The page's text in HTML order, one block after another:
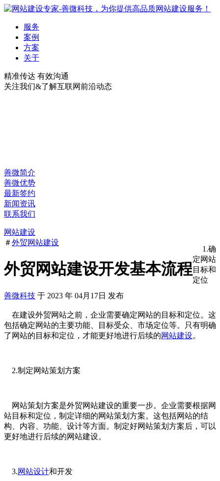
服务
案例
方案
关于
精准传达 有效沟通
关注我们&了解互联网前沿动态
善微简介
善微优势
最新签约
新闻资讯
联系我们
网站建设
＃外贸网站建设
外贸网站建设开发基本流程
善微科技 于 2023 年 04月17日 发布
1.确
定网站
目标和
定位
在建设外贸网站之前，企业需要确定网站的目标和定位。这
包括确定网站的主要功能、目标受众、市场定位等。只有明确
了网站的目标和定位，才能更好地进行后续的网站建设。
2.制定网站策划方案
网站策划方案是外贸网站建设的重要一步。企业需要根据网
站目标和定位，制定详细的网站策划方案。这包括网站的结
构、内容、功能、设计等方面。制定好网站策划方案后，可以
更好地进行后续的网站建设。
3.网站设计和开发